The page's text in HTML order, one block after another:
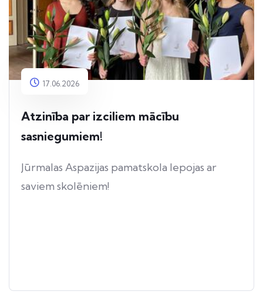
17.06.2026
Atzinība par izciliem mācību
sasniegumiem!
Jūrmalas Aspazijas pamatskola lepojas ar
saviem skolēniem!